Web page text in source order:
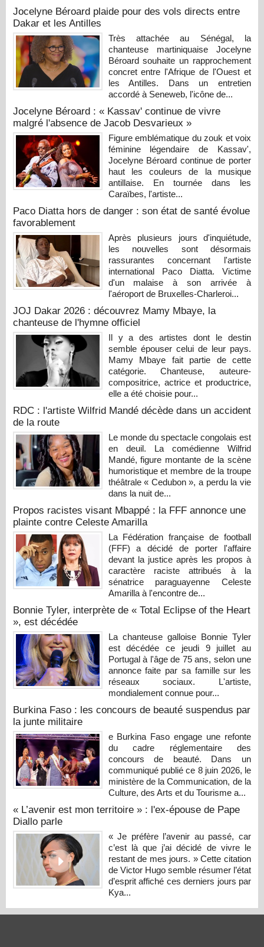
Jocelyne Béroard plaide pour des vols directs entre
Dakar et les Antilles
Très attachée au Sénégal, la
chanteuse martiniquaise Jocelyne
Béroard souhaite un rapprochement
concret entre l'Afrique de l'Ouest et
les Antilles. Dans un entretien
accordé à Seneweb, l'icône de...
Jocelyne Béroard : « Kassav' continue de vivre
malgré l'absence de Jacob Desvarieux »
Figure emblématique du zouk et voix
féminine légendaire de Kassav',
Jocelyne Béroard continue de porter
haut les couleurs de la musique
antillaise. En tournée dans les
Caraïbes, l'artiste...
Paco Diatta hors de danger : son état de santé évolue
favorablement
Après plusieurs jours d'inquiétude,
les nouvelles sont désormais
rassurantes concernant l'artiste
international Paco Diatta. Victime
d'un malaise à son arrivée à
l'aéroport de Bruxelles-Charleroi...
JOJ Dakar 2026 : découvrez Mamy Mbaye, la
chanteuse de l'hymne officiel
Il y a des artistes dont le destin
semble épouser celui de leur pays.
Mamy Mbaye fait partie de cette
catégorie. Chanteuse, auteure-
compositrice, actrice et productrice,
elle a été choisie pour...
RDC : l'artiste Wilfrid Mandé décède dans un accident
de la route
Le monde du spectacle congolais est
en deuil. La comédienne Wilfrid
Mandé, figure montante de la scène
humoristique et membre de la troupe
théâtrale « Cedubon », a perdu la vie
dans la nuit de...
Propos racistes visant Mbappé : la FFF annonce une
plainte contre Celeste Amarilla
La Fédération française de football
(FFF) a décidé de porter l'affaire
devant la justice après les propos à
caractère raciste attribués à la
sénatrice paraguayenne Celeste
Amarilla à l'encontre de...
Bonnie Tyler, interprète de « Total Eclipse of the Heart
», est décédée
La chanteuse galloise Bonnie Tyler
est décédée ce jeudi 9 juillet au
Portugal à l'âge de 75 ans, selon une
annonce faite par sa famille sur les
réseaux sociaux. L'artiste,
mondialement connue pour...
Burkina Faso : les concours de beauté suspendus par
la junte militaire
e Burkina Faso engage une refonte
du cadre réglementaire des
concours de beauté. Dans un
communiqué publié ce 8 juin 2026, le
ministère de la Communication, de la
Culture, des Arts et du Tourisme a...
« L’avenir est mon territoire » : l'ex-épouse de Pape
Diallo parle
« Je préfère l’avenir au passé, car
c’est là que j’ai décidé de vivre le
restant de mes jours. » Cette citation
de Victor Hugo semble résumer l’état
d’esprit affiché ces derniers jours par
Kya...